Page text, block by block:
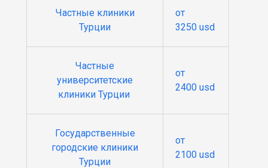
Частные клиники
Турции
от
3250 usd
Частные
университетские
клиники Турции
от
2400 usd
Государственные
городские клиники
Турции
от
2100 usd